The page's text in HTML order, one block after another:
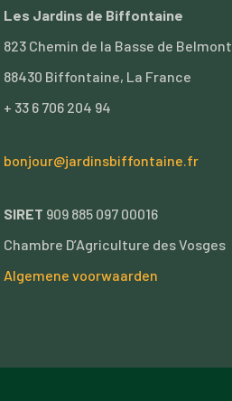
Les Jardins de Biffontaine
823 Chemin de la Basse de Belmont
88430 Biffontaine, La France
+ 33 6 706 204 94
bonjour@jardinsbiffontaine.fr
SIRET 909 885 097 00016
Chambre D’Agriculture des Vosges
Algemene voorwaarden